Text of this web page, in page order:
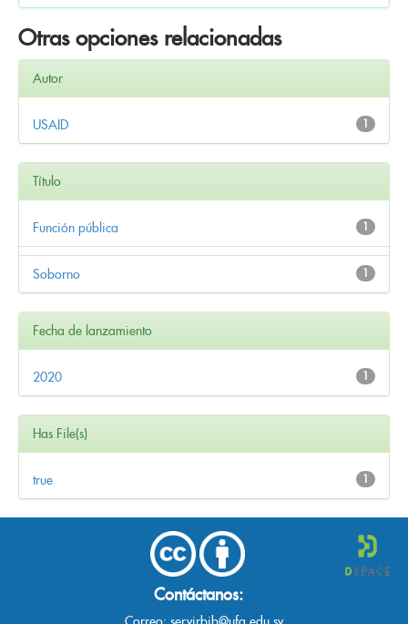
Otras opciones relacionadas
Autor
1
USAID
Título
1
Función pública
1
Soborno
Fecha de lanzamiento
1
2020
Has File(s)
1
true
Contáctanos: